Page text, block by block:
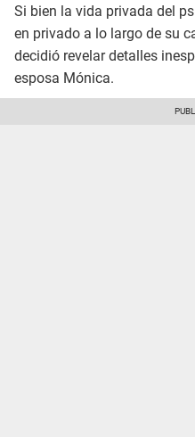
Si bien la vida privada del
en privado a lo largo de su
decidió revelar detalles
esposa Mónica.